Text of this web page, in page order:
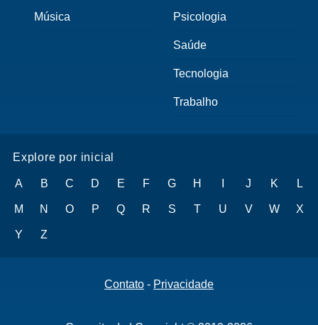
Música Psicologia
Saúde
Tecnologia
Trabalho
Explore por inicial
A B C D E F G H J K L
M N O P Q R S T U V W X
Y Z
Contato - Privacidade